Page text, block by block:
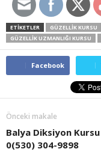
ETİKETLER GÜZELLIK KURSU
GÜZELLIK UZMANLIĞI KURSU
Facebook
Önceki makale
Balya Diksiyon Kursu
0(530) 304-9898